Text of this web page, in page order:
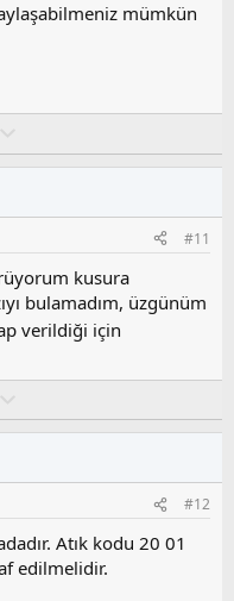
y
mümkün
l
s
u
z
o
y
l
#11
kusura
bulamadım, üzgünüm
verildiği için
l
s
u
z
o
#12
Atık kodu 20 01
edilmelidir.